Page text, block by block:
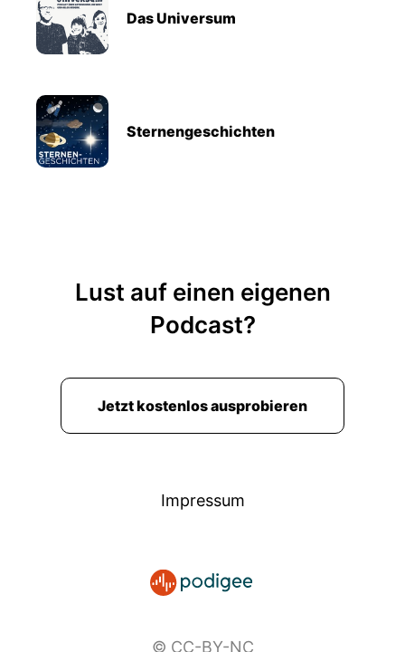
Das Universum
Sternengeschichten
Lust auf einen eigenen
Podcast?
Jetzt kostenlos ausprobieren
Impressum
© CC-BY-NC